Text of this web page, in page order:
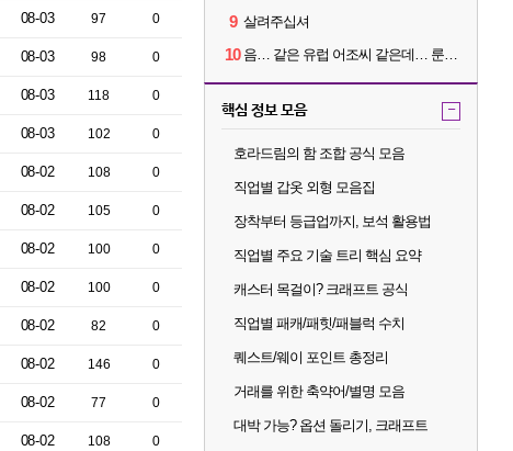
08-03 97 0
08-03 98 0
08-03 118 0
08-03 102 0
08-02 108 0
08-02 105 0
08-02 100 0
08-02 100 0
08-02 82 0
08-02 146 0
08-02 77 0
08-02 108 0
9 살려주십셔
10 음… 같은 유럽 어조씨 같은데… 룬을 이상하게 파는데 리뷰가 다 5별이네요?
핵심 정보 모음 -
호라드림의 함 조합 공식 모음
직업별 갑옷 외형 모음집
장착부터 등급업까지, 보석 활용법
직업별 주요 기술 트리 핵심 요약
캐스터 목걸이? 크래프트 공식
직업별 패캐/패힛/패블럭 수치
퀘스트/웨이 포인트 총정리
거래를 위한 축약어/별명 모음
대박 가능? 옵션 돌리기, 크래프트